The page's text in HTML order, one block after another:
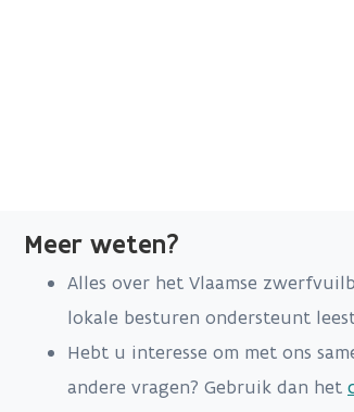
Meer weten?
Alles over het Vlaamse
lokale besturen ondersteunt
Hebt u interesse om met ons
andere vragen? Gebruik dan het